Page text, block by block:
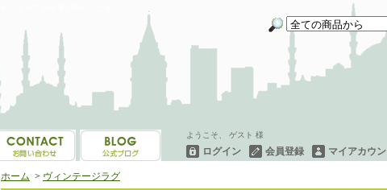
ようこそ、 ゲスト 様
ログイン 会員登録 マイアカウ
ホーム > ヴィンテージラグ